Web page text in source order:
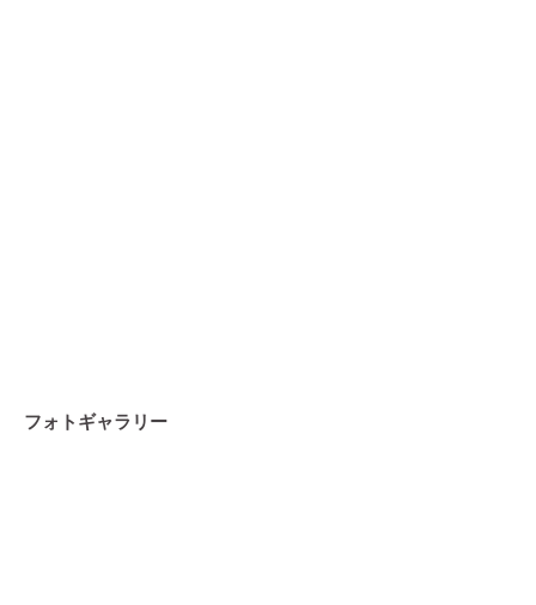
フォトギャラリー